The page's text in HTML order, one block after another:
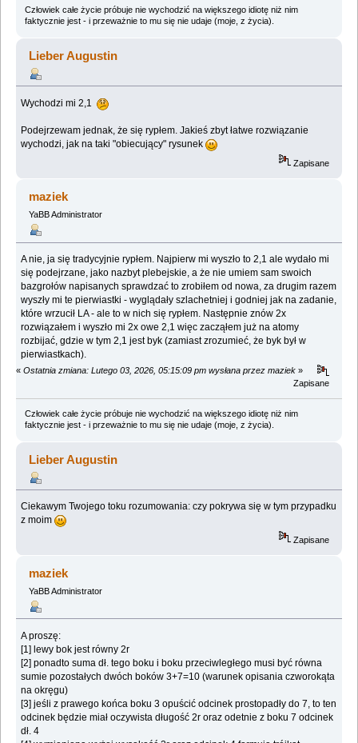
Człowiek całe życie próbuje nie wychodzić na większego idiotę niż nim
faktycznie jest - i przeważnie to mu się nie udaje (moje, z życia).
Lieber Augustin
Wychodzi mi 2,1
Podejrzewam jednak, że się rypłem. Jakieś zbyt łatwe rozwiązanie
wychodzi, jak na taki "obiecujący" rysunek
Zapisane
maziek
YaBB Administrator
A nie, ja się tradycyjnie rypłem. Najpierw mi wyszło to 2,1 ale wydało mi
się podejrzane, jako nazbyt plebejskie, a że nie umiem sam swoich
bazgrołów napisanych sprawdzać to zrobiłem od nowa, za drugim razem
wyszły mi te pierwiastki - wyglądały szlachetniej i godniej jak na zadanie,
które wrzucił LA - ale to w nich się rypłem. Następnie znów 2x
rozwiązałem i wyszło mi 2x owe 2,1 więc zacząłem już na atomy
rozbijać, gdzie w tym 2,1 jest byk (zamiast zrozumieć, że byk był w
pierwiastkach).
« Ostatnia zmiana: Lutego 03, 2026, 05:15:09 pm wysłana przez maziek »
Zapisane
Człowiek całe życie próbuje nie wychodzić na większego idiotę niż nim
faktycznie jest - i przeważnie to mu się nie udaje (moje, z życia).
Lieber Augustin
Ciekawym Twojego toku rozumowania: czy pokrywa się w tym przypadku
z moim
Zapisane
maziek
YaBB Administrator
A proszę:
[1] lewy bok jest równy 2r
[2] ponadto suma dł. tego boku i boku przeciwległego musi być równa
sumie pozostałych dwóch boków 3+7=10 (warunek opisania czworokąta
na okręgu)
[3] jeśli z prawego końca boku 3 opuścić odcinek prostopadły do 7, to ten
odcinek będzie miał oczywista długość 2r oraz odetnie z boku 7 odcinek
dł. 4